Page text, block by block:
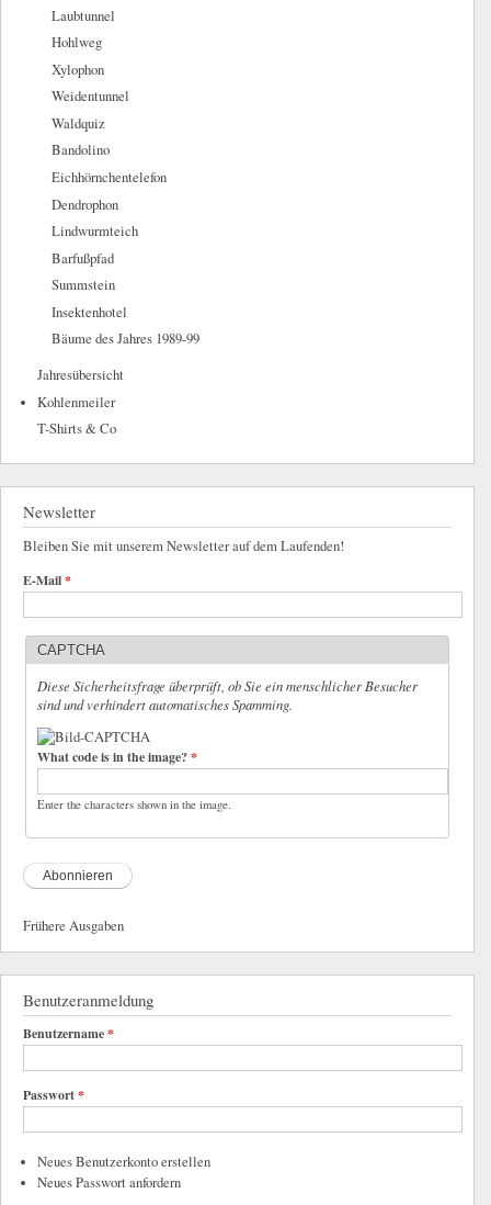
Laubtunnel
Hohlweg
Xylophon
Weidentunnel
Waldquiz
Bandolino
Eichhörnchentelefon
Dendrophon
Lindwurmteich
Barfußpfad
Summstein
Insektenhotel
Bäume des Jahres 1989-99
Jahresübersicht
Kohlenmeiler
T-Shirts & Co
Newsletter
Bleiben Sie mit unserem Newsletter auf dem Laufenden!
E-Mail*
CAPTCHA
Diese Sicherheitsfrage überprüft, ob Sie ein menschlicher Besucher
sind und verhindert automatisches Spamming.
What code is in the image?*
Enter the characters shown in the image.
Frühere Ausgaben
Benutzeranmeldung
Benutzername*
Passwort*
Neues Benutzerkonto erstellen
Neues Passwort anfordern